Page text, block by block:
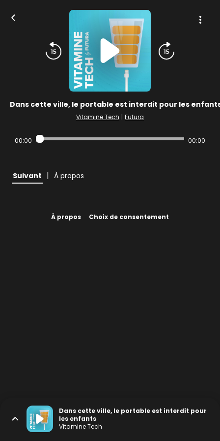
Dans cette ville, le portable est interdit pour les
Vitamine Tech | Futura
00:00 00:00
Suivant | À propos
À propos Choix de consentement
Dans cette ville, le portable est interdit pour
les enfants
Vitamine Tech